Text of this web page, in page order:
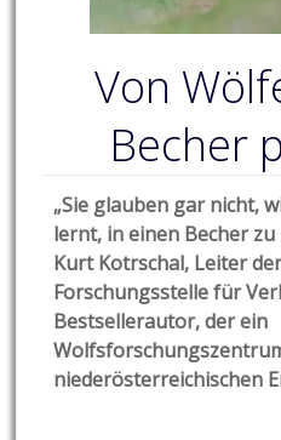
Von
Becher
„Sie glauben gar nicht,
lernt, in einen Becher
Kurt Kotrschal, Leiter
Forschungsstelle für
Bestsellerautor, der ein
niederösterreichischen